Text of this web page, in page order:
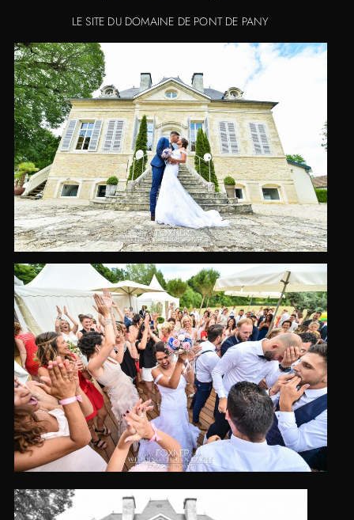
LE SITE DU DOMAINE DE PONT DE PANY